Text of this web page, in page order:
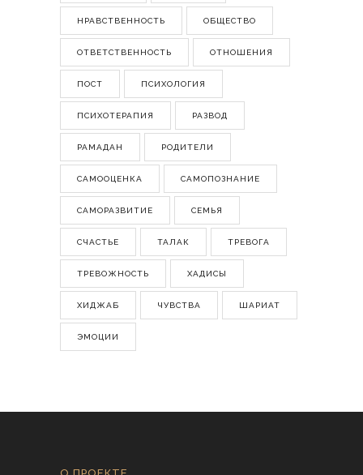
НРАВСТВЕННОСТЬ ОБЩЕСТВО
ОТВЕТСТВЕННОСТЬ ОТНОШЕНИЯ
ПОСТ ПСИХОЛОГИЯ
ПСИХОТЕРАПИЯ РАЗВОД
РАМАДАН РОДИТЕЛИ
САМООЦЕНКА САМОПОЗНАНИЕ
САМОРАЗВИТИЕ СЕМЬЯ
СЧАСТЬЕ ТАЛАК ТРЕВОГА
ТРЕВОЖНОСТЬ ХАДИСЫ
ХИДЖАБ ЧУВСТВА ШАРИАТ
ЭМОЦИИ